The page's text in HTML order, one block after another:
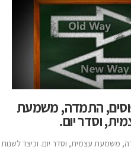
התמדה, משמעת
וסדר יום.
משמעת עצמית, וסדר יום. וכיצד לשנות